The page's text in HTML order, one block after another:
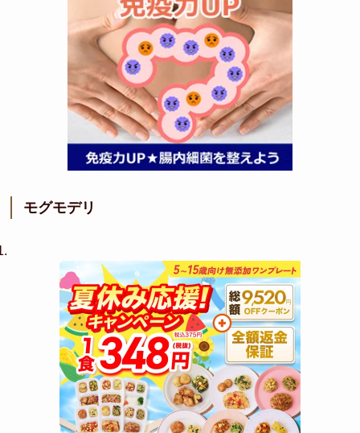
モグモデリ